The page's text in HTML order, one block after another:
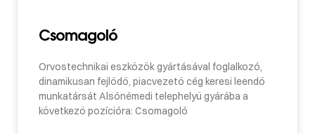
Csomagoló
Orvostechnikai eszközök gyártásával foglalkozó,
dinamikusan fejlődő, piacvezető cég keresi leendő
munkatársát Alsónémedi telephelyű gyárába a
következő pozícióra: Csomagoló